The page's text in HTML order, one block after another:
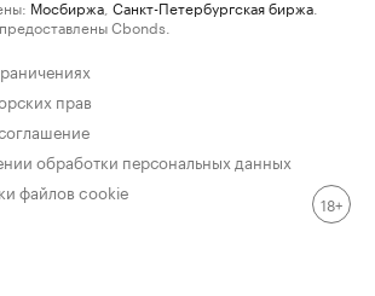
Мосбиржа Санкт-Петербургская биржа
Cbonds.
прав
обработки персональных данных
файлов cookie
18+